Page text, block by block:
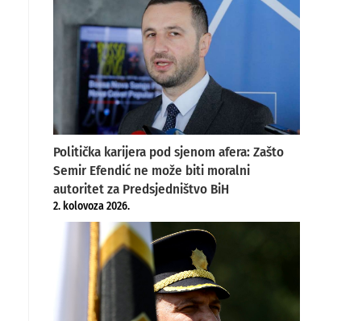
Politička karijera pod sjenom afera: Zašto
Semir Efendić ne može biti moralni
autoritet za Predsjedništvo BiH
2. kolovoza 2026.